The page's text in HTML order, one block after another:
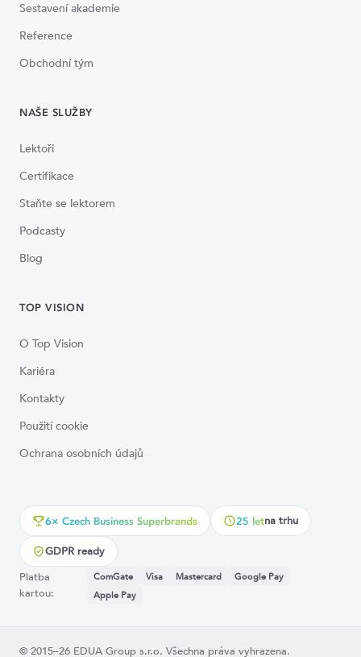
Sestavení akademie
Reference
Obchodní tým
NAŠE SLUŽBY
Lektoři
Certifikace
Staňte se lektorem
Podcasty
Blog
TOP VISION
O Top Vision
Kariéra
Kontakty
Použití cookie
Ochrana osobních údajů
6× Czech Business Superbrands 25 letna trhu
GDPR ready
Platba
kartou:
ComGate Visa Mastercard
Google Pay
Apple Pay
© 2015–26 EDUA Group s.r.o. Všechna práva vyhrazena.